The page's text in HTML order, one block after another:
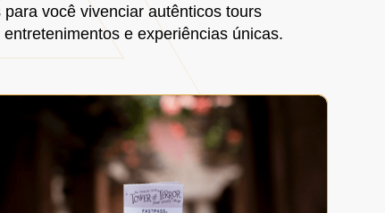
você vivenciar autênticos tours
e experiências únicas.